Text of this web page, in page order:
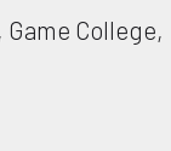
College,